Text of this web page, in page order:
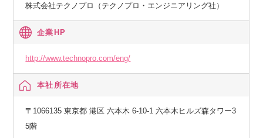
株式会社テクノプロ（テクノプロ・エンジニアリング社）
企業HP
http://www.technopro.com/eng/
本社所在地
〒1066135 東京都 港区 六本木 6-10-1 六本木ヒルズ森タワー3
5階